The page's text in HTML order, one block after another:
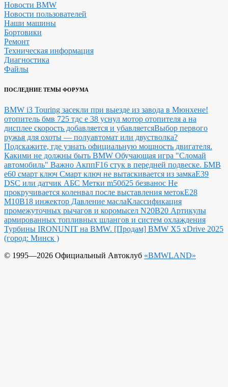
Новости BMW
Новости пользователей
Наши машины
Бортовики
Ремонт
Техническая информация
Диагностика
Файлы
ПОСЛЕДНИЕ ТЕМЫ ФОРУМА
BMW i3 Touring засекли при выезде из завода в Мюнхене!
отопитель бмв 725 тдс е 38 уснул мотор отопителя а на
дисплее скорость добавляется и убавляетсяВыбор первого
ружья для охоты — полуавтомат или двустволка?
Подскажите, где узнать официальную мощность двигателя.
Какими не должны быть BMW Обучающая игра "Сломай
автомобиль" Важно АкппF16 стук в передней подвеске. БМВ
е60 смарт ключ Смарт ключ не вытаскивается из замкаE39
DSC или датчик АБС Метки m50б25 безванос Не
прокручивается коленвал после выставления метокЕ28
М10В18 инжектор Давление маслаКлассификация
промежуточных рычагов и коромысел N20B20 Артикулы
армированных топливных шлангов и систем охлаждения
Турбины IRONUNIT на BMW. [Продам] BMW X5 xDrive 2025
(город: Минск )
© 1995—2026 Официальный Автоклуб «BMWLAND»